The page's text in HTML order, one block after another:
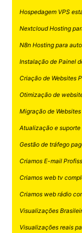
Hospedagem VPS
Nextcloud Hosting
N8n Hosting para
Instalação de Painel
Criação de Websites
Otimização de
Migração de Websites
Atualização e suporte
Gestão de tráfego
Criamos E-mail
Criamos web tv
Criamos web rádio
Visualizações
Visualizações reais